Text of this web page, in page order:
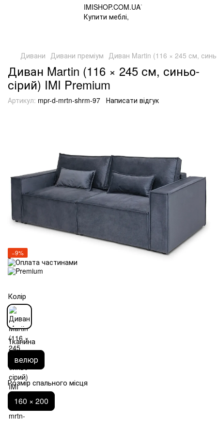
Дивани Дивани преміум Диван Martin (116 × 245 см,
Диван Martin (116 × 245 см, синьо-
сірий) IMI Premium
Артикул: mpr-d-mrtn-shrm-97 Написати відгук
−9%
Колір
Тканина
велюр
Розмір спального місця
160 × 200